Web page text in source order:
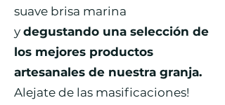
suave brisa marina
y degustando una selección de
los mejores productos
artesanales de nuestra granja.
Alejate de las masificaciones!